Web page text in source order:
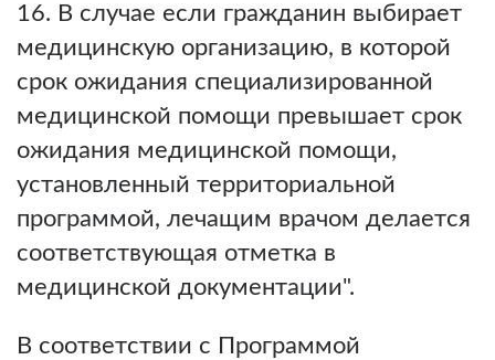
16. В случае если гражданин выбирает
медицинскую организацию, в которой
срок ожидания специализированной
медицинской помощи превышает срок
ожидания медицинской помощи,
установленный территориальной
программой, лечащим врачом делается
соответствующая отметка в
медицинской документации".
В соответствии с Программой